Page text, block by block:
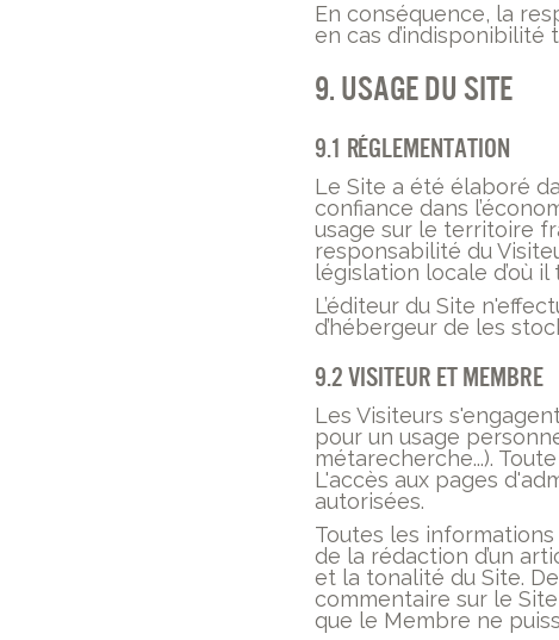
En conséquence, la
en cas d’indisponibilité
9. Usage du Site
9.1 Réglementation
Le Site a été élaboré
confiance dans
usage sur le territoire
responsabilité du
législation locale d’où il
L’éditeur du Site
d’hébergeur de les
9.2 Visiteur et membre
Les Visiteurs
pour un usage
métarecherche...).
L'accès aux pages
autorisées.
Toutes les informations
de la rédaction d’un
et la tonalité du Site.
commentaire sur le
que le Membre ne